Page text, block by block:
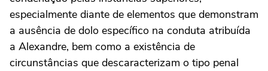
especialmente diante de elementos que demonstram
a ausência de dolo específico na conduta atribuída
a Alexandre, bem como a existência de
circunstâncias que descaracterizam o tipo penal